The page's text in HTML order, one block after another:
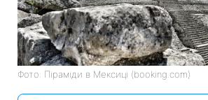
Фото: Піраміди в Мексиці (booking.com)